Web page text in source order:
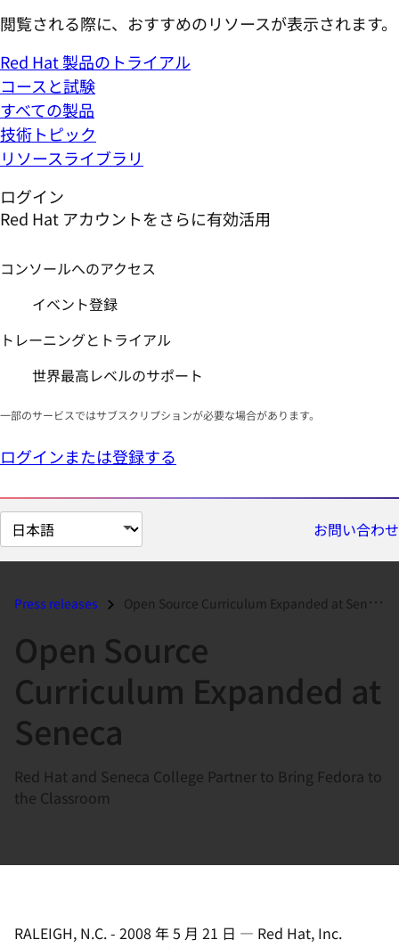
閲覧される際に、おすすめのリソースが表示されます。
Red Hat 製品のトライアル
コースと試験
すべての製品
技術トピック
リソースライブラリ
ログイン
Red Hat アカウントをさらに有効活用
コンソールへのアクセス
イベント登録
トレーニングとトライアル
世界最高レベルのサポート
一部のサービスではサブスクリプションが必要な場合があります。
ログインまたは登録する
ペ
ー
の
い
お問い合わせ
Press releases Open Source Curriculum Expanded at Seneca...
Open Source
Curriculum Expanded at
Seneca
Red Hat and Seneca College Partner to Bring Fedora to
the Classroom
RALEIGH, N.C.- 2008 年 5 月 21 日 — Red Hat, Inc.